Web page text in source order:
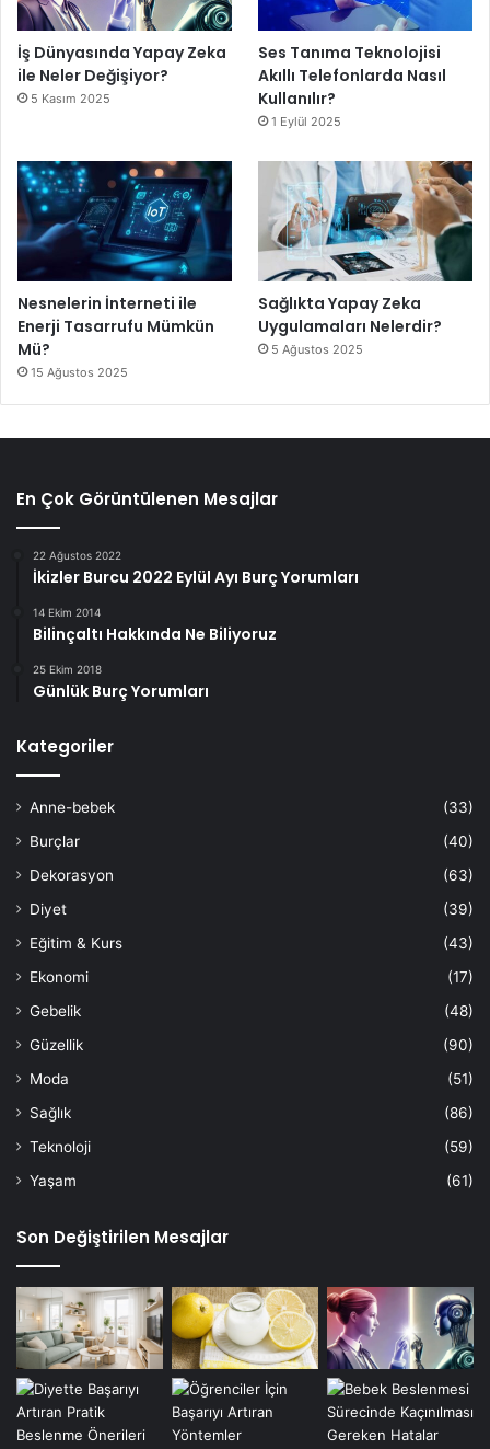
İş Dünyasında Yapay Zeka
ile Neler Değişiyor?
5 Kasım 2025
Ses Tanıma Teknolojisi
Akıllı Telefonlarda Nasıl
Kullanılır?
1 Eylül 2025
Nesnelerin İnterneti ile
Enerji Tasarrufu Mümkün
Mü?
15 Ağustos 2025
Sağlıkta Yapay Zeka
Uygulamaları Nelerdir?
5 Ağustos 2025
En Çok Görüntülenen Mesajlar
22 Ağustos 2022
İkizler Burcu 2022 Eylül Ayı Burç Yorumları
14 Ekim 2014
Bilinçaltı Hakkında Ne Biliyoruz
25 Ekim 2018
Günlük Burç Yorumları
Kategoriler
Anne-bebek
(33)
Burçlar
(40)
Dekorasyon
(63)
Diyet
(39)
Eğitim & Kurs
(43)
Ekonomi
(17)
Gebelik
(48)
Güzellik
(90)
Moda
(51)
Sağlık
(86)
Teknoloji
(59)
Yaşam
(61)
Son Değiştirilen Mesajlar